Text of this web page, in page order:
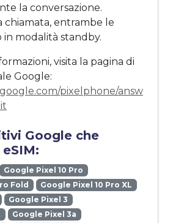
la conversazione.
chiamata, entrambe le
modalità standby.
visita la pagina di
Google:
pixelphone/answ
Google che
Google Pixel 10 Pro
Fold
Google Pixel 10 Pro XL
Google Pixel 3
Google Pixel 3a